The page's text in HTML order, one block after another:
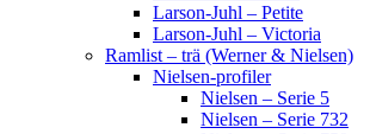
Larson-Juhl – Petite
Larson-Juhl – Victoria
Ramlist – trä (Werner & Nielsen)
Nielsen-profiler
Nielsen – Serie 5
Nielsen – Serie 732